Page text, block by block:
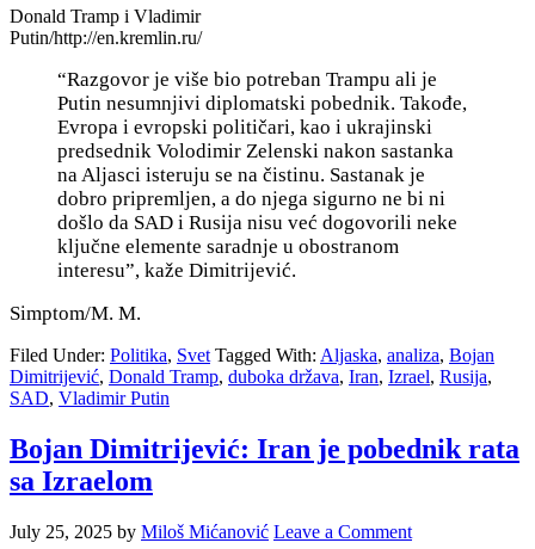
Donald Tramp i Vladimir
Putin/http://en.kremlin.ru/
“Razgovor je više bio potreban Trampu ali je
Putin nesumnjivi diplomatski pobednik. Takođe,
Evropa i evropski političari, kao i ukrajinski
predsednik Volodimir Zelenski nakon sastanka
na Aljasci isteruju se na čistinu. Sastanak je
dobro pripremljen, a do njega sigurno ne bi ni
došlo da SAD i Rusija nisu već dogovorili neke
ključne elemente saradnje u obostranom
interesu”, kaže Dimitrijević.
Simptom/M. M.
Filed Under: Politika, Svet Tagged With: Aljaska, analiza, Bojan
Dimitrijević, Donald Tramp, duboka država, Iran, Izrael, Rusija,
SAD, Vladimir Putin
Bojan Dimitrijević: Iran je pobednik rata
sa Izraelom
July 25, 2025 by Miloš Mićanović Leave a Comment